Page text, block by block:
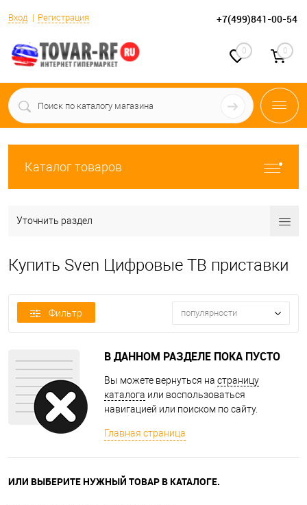
Вход Регистрация +7(499)841-00-54
0 0
Каталог товаров
Уточнить раздел
Купить Sven Цифровые ТВ приставки
Фильтр популярности
В ДАННОМ РАЗДЕЛЕ ПОКА ПУСТО
Вы можете вернуться на страницу
каталога или воспользоваться
навигацией или поиском по сайту.
Главная страница
ИЛИ ВЫБЕРИТЕ НУЖНЫЙ ТОВАР В КАТАЛОГЕ.